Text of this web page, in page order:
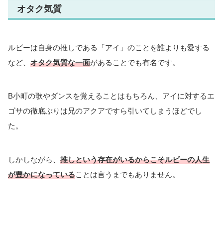
オタク気質
ルビーは自身の推しである「アイ」のことを誰よりも愛する
など、 オタク気質な一面があることでも有名です。
B小町の歌やダンスを覚えることはもちろん、アイに対するエ
ゴサの徹底ぶりは兄のアクアですら引いてしまうほどでし
た。
しかしながら、 推しという存在がいるからこそルビーの人生
が豊かになっていることは言うまでもありません。